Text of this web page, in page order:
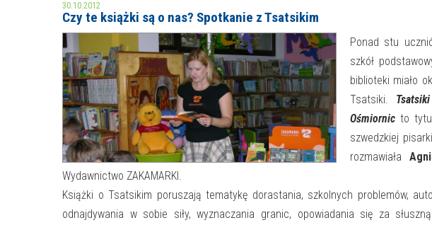
30.10.2012
Czy te książki są o nas? Spotkanie z Tsatsikim
Ponad stu
szkół
biblioteki miało
Tsatsiki.
Ośmiornic to
szwedzkiej
rozmawiała
Wydawnictwo ZAKAMARKI.
Książki o Tsatsikim poruszają tematykę dorastania, szkolnych problemów,
odnajdywania w sobie siły, wyznaczania granic, opowiadania się za